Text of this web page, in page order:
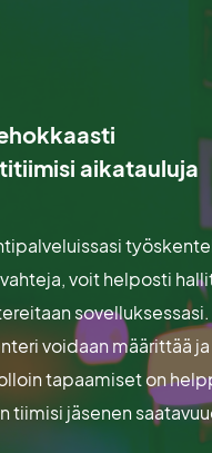
aikatauluja
voit helposti
sovelluksessasi.
voidaan määrittää
tapaamiset on
tiimisi jäsenen